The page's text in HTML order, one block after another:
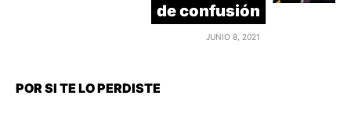
de confusión
JUNIO 8, 2021
POR SI TE LO PERDISTE